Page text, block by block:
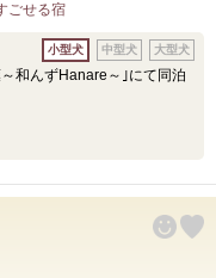
ごせる宿
和んずHanare～｣にて同泊
小型犬 中型犬 大型犬